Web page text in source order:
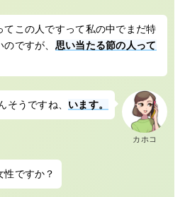
てこの人ですって私の中でまだ特
ですが、 思い当たる節の人って
カホコ
そうですね、 います。
性ですか？